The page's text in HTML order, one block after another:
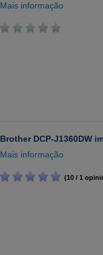
Mais informação
Brother DCP-J1360DW
Mais informação
(10 / 1